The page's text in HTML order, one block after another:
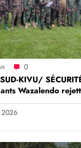
0
KIVU/
Wazalendo
représentation
Idi
2026